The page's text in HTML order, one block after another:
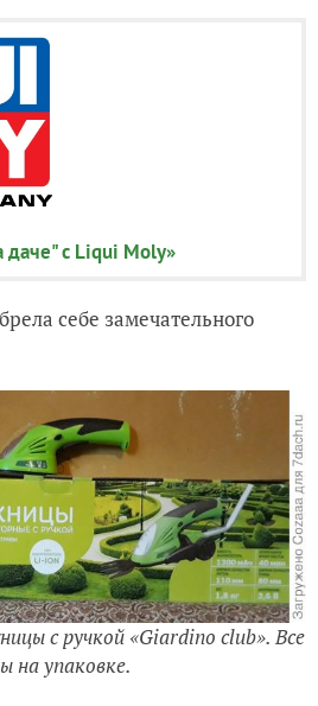
даче" с Liqui Moly»
себе замечательного
с ручкой «Giardino club». Все
на упаковке.